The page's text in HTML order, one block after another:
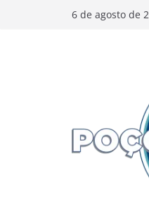
6 de agosto de